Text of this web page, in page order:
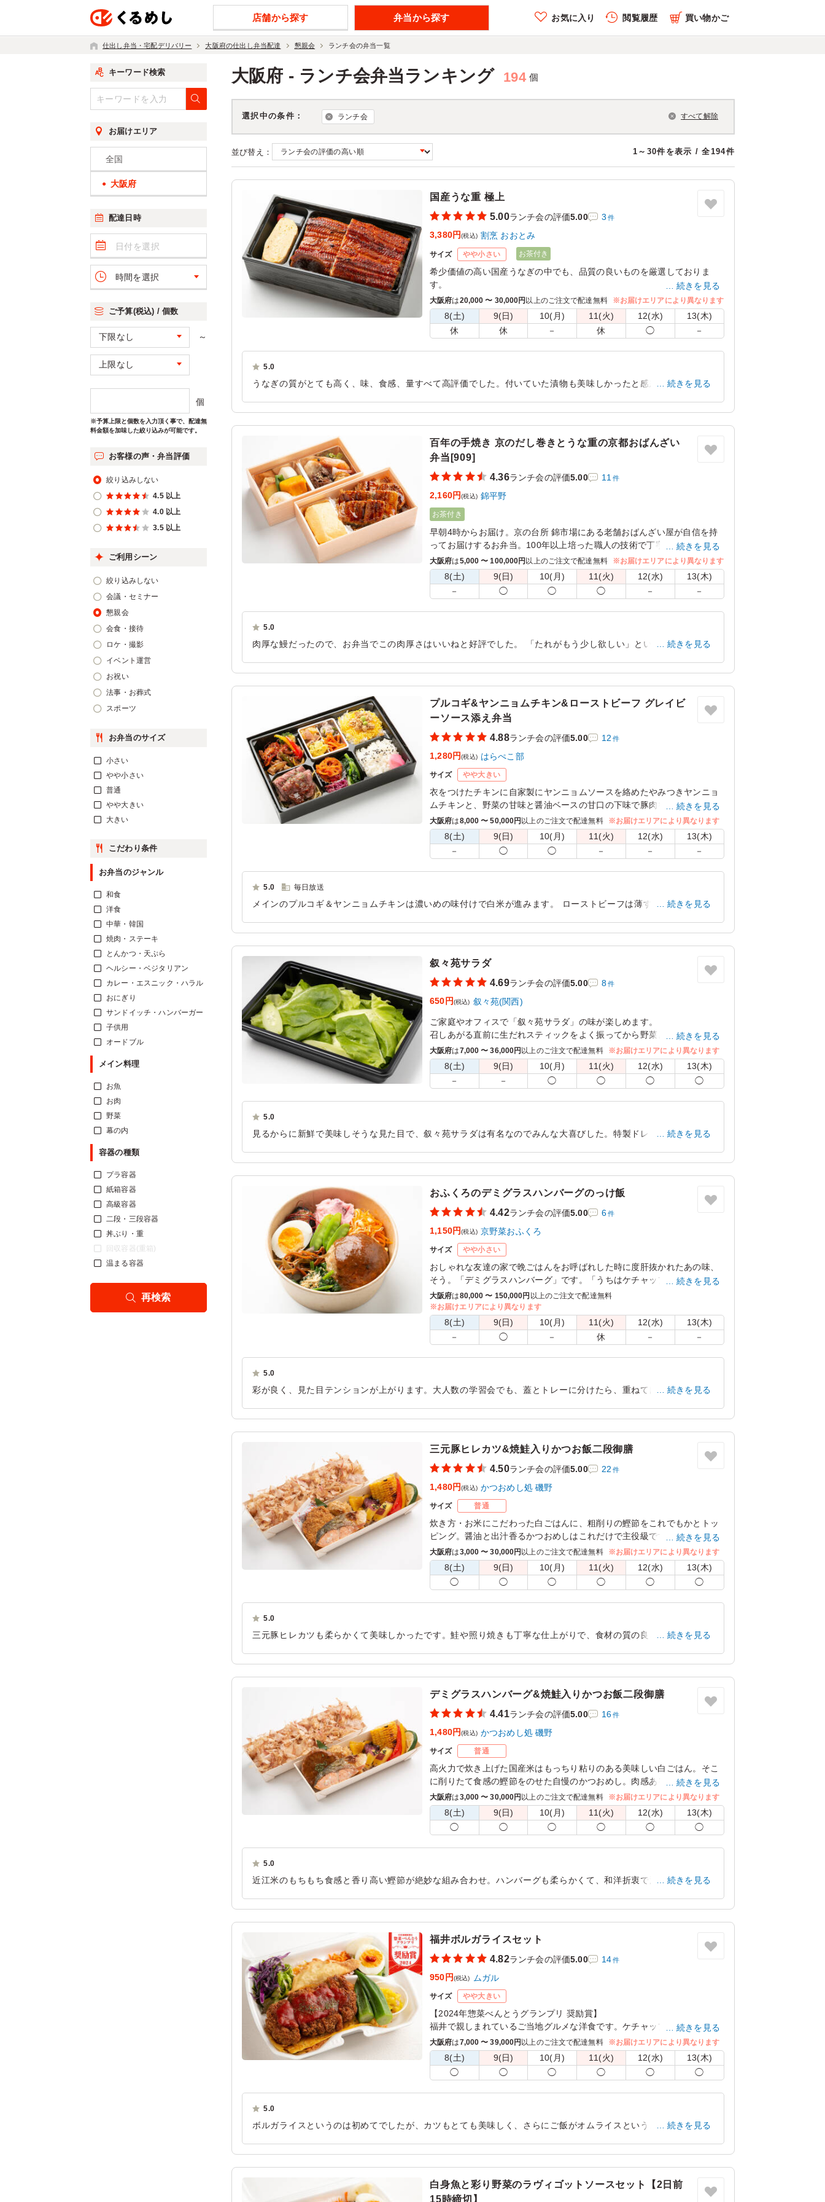
店舗から探す 弁当から探す お気に入り 閲覧履歴 買い物かご
仕出し弁当・宅配デリバリー 大阪府の仕出し弁当配達 懇親会 ランチ会の弁当一覧
大阪府 - ランチ会弁当ランキング 194 個
選択中の条件： ランチ会 すべて解除
並び替え： 1～30件を表示 / 全194件
国産うな重 極上
5.00ランチ会の評価5.00 3 件
3,380円(税込) 割烹 おおとみ
サイズ やや小さい お茶付き
希少価値の高い国産うなぎの中でも、品質の良いものを厳選しておりま
す。
秘伝のタレでじっくりと焼き上げた割烹おおとみ自慢のうなぎをお楽しみ
ください。
続きを見る
大阪府は20,000 〜 30,000円 以上のご注文で配達無料 ※お届けエリアにより異なります
8(土) 9(日) 10(月) 11(火) 12(水) 13(木)
休 休 － 休 ◯ －
5.0
うなぎの質がとても高く、味、食感、量すべて高評価でした。付いていた漬物も美味しかったと感想を頂きまし
続きを見る
百年の手焼き 京のだし巻きとうな重の京都おばんざい
弁当[909]
4.36ランチ会の評価5.00 11 件
2,160円(税込) 錦平野
お茶付き
早朝4時からお届け。京の台所 錦市場にある老舗おばんざい屋が自信を持
ってお届けするお弁当。100年以上培った職人の技術で丁寧に手作りで巻
きあげる、鰹と昆布を煮出しただし汁を使っただし巻きと穴子飯、京風和
牛すき焼き、天ぷら、京風煮物盛合わせを彩りよく盛付けた最高に贅沢弁
当。
続きを見る
大阪府は5,000 〜 100,000円 以上のご注文で配達無料 ※お届けエリアにより異なります
8(土) 9(日) 10(月) 11(火) 12(水) 13(木)
－ ◯ ◯ ◯ － －
5.0
肉厚な鰻だったので、お弁当でこの肉厚さはいいねと好評でした。 「たれがもう少し欲しい」という人と「山椒
選べるといいなと思いました。
続きを見る
プルコギ&ヤンニョムチキン&ローストビーフ グレイビ
ーソース添え弁当
4.88ランチ会の評価5.00 12 件
1,280円(税込) はらぺこ部
サイズ やや大きい
衣をつけたチキンに自家製にヤンニョムソースを絡めたやみつきヤンニョ
ムチキンと、野菜の甘味と醤油ベースの甘口の下味で豚肉を炒め合わせた
プルコギ、そして自家製ローストビーフが楽しめる豪華幕ノ内弁当です。
はらぺこ部の魅力がギュッと詰まった内容となっています。
続きを見る
大阪府は8,000 〜 50,000円 以上のご注文で配達無料 ※お届けエリアにより異なります
8(土) 9(日) 10(月) 11(火) 12(水) 13(木)
－ ◯ ◯ － － －
5.0 毎日放送
メインのプルコギ＆ヤンニョムチキンは濃いめの味付けで白米が進みます。 ローストビーフは薄すぎず厚すぎず
続きを見る
叙々苑サラダ
4.69ランチ会の評価5.00 8件
650円(税込) 叙々苑(関西)
ご家庭やオフィスで「叙々苑サラダ」の味が楽しめます。
召しあがる直前に生だれスティックをよく振ってから野菜と和えてくださ
い。
焼肉弁当と一緒にお頼みいただくと喫食者に喜ばれます！
※ニンニクの有・無がお選び頂けます。下記プルダウンよりお選びくださ
い。
続きを見る
大阪府は7,000 〜 36,000円 以上のご注文で配達無料 ※お届けエリアにより異なります
8(土) 9(日) 10(月) 11(火) 12(水) 13(木)
－ － ◯ ◯ ◯ ◯
5.0
見るからに新鮮で美味しそうな見た目で、叙々苑サラダは有名なのでみんな大喜びした。特製ドレッシングも添付
続きを見る
おふくろのデミグラスハンバーグのっけ飯
4.42ランチ会の評価5.00 6件
1,150円(税込) 京野菜おふくろ
サイズ やや小さい
おしゃれな友達の家で晩ごはんをお呼ばれした時に度肝抜かれたあの味、
そう。「デミグラスハンバーグ」です。「うちはケチャップぶっかけただ
けだったなあ」な方は夢が叶う逸品です。
続きを見る
大阪府は80,000 〜 150,000円 以上のご注文で配達無料
※お届けエリアにより異なります
8(土) 9(日) 10(月) 11(火) 12(水) 13(木)
－ ◯ － 休 － －
5.0
彩が良く、見た目テンションが上がります。大人数の学習会でも、蓋とトレーに分けたら、重ねてほかせるので、
続きを見る
三元豚ヒレカツ&焼鮭入りかつお飯二段御膳
4.50ランチ会の評価5.00 22 件
1,480円(税込) かつおめし処 磯野
サイズ 普通
炊き方・お米にこだわった白ごはんに、粗削りの鰹節をこれでもかとトッ
ピング。醤油と出汁香るかつおめしはこれだけで主役級ですが、一枚一枚
丁寧に揚げたヒレカツや鶏の照り焼き、焼鮭などメインも絶品です。特別
な食事シーンを彩るお弁当にいかがでしょうか？
醤油と和えた鰹節をごはんとの接地面に敷いているので、蓋を開けた際に
表面の鰹節が飛び散らないように工夫をしております。
げます。
続きを見る
大阪府は3,000 〜 30,000円 以上のご注文で配達無料 ※お届けエリアにより異なります
8(土) 9(日) 10(月) 11(火) 12(水) 13(木)
◯ ◯ ◯ ◯ ◯ ◯
5.0
三元豚ヒレカツも柔らかくて美味しかったです。鮭や照り焼きも丁寧な仕上がりで、食材の質の良さが伝わってき
続きを見る
デミグラスハンバーグ&焼鮭入りかつお飯二段御膳
4.41ランチ会の評価5.00 16件
1,480円(税込) かつおめし処 磯野
サイズ 普通
高火力で炊き上げた国産米はもっちり粘りのある美味しい白ごはん。そこ
に削りたて食感の鰹節をのせた自慢のかつおめし。肉感あるハンバーグや
鶏の照り焼き、焼鮭と主役級が目白押しの2段弁当です。会議やロケ、イベ
ント等の各シーンでご利用ください。
醤油と和えた鰹節をごはんとの接地面に敷いているので、蓋を開けた際に
表面の鰹節が飛び散らないように工夫をしております。
げます。
続きを見る
大阪府は3,000 〜 30,000円 以上のご注文で配達無料 ※お届けエリアにより異なります
8(土) 9(日) 10(月) 11(火) 12(水) 13(木)
◯ ◯ ◯ ◯ ◯ ◯
5.0
近江米のもちもち食感と香り高い鰹節が絶妙な組み合わせ。ハンバーグも柔らかくて、和洋折衷で満足感が高いで
続きを見る
福井ボルガライスセット
4.82ランチ会の評価5.00 14件
950円(税込) ムガル
サイズ やや大きい
【2024年惣菜べんとうグランプリ 奨励賞】
福井で親しまれているご当地グルメな洋食です。ケチャップで味付けされ
たオムライスの上に自家製手作りのチキンカツにトマトソースを載せたボ
リュームのある料理です。種類豊富な手づくりの惣菜と一緒にお召し上が
りください。
※ミニカップは「キーマカレー」か「トムヤム春雨」「スパイシーポテサ
続きを見る
大阪府は7,000 〜 39,000円 以上のご注文で配達無料 ※お届けエリアにより異なります
8(土) 9(日) 10(月) 11(火) 12(水) 13(木)
◯ ◯ ◯ ◯ ◯ ◯
5.0
ボルガライスというのは初めてでしたが、カツもとても美味しく、さらにご飯がオムライスという、凝った造りで
いて言うならば、新鮮な野菜を添えてくださっているので、サラダにもう少しだけドレッシングがかかってあると
懇親会›ランチ会 大阪府大阪市北区中之島2026/02/02
続きを見る
白身魚と彩り野菜のラヴィゴットソースセット【2日前
15時締切】
キーワード検索
お届けエリア
全国
大阪府
配達日時
時間を選択
ご予算(税込) / 個数
～
個
※予算上限と個数を入力頂く事で、配達無
料金額を加味した絞り込みが可能です。
お客様の声・弁当評価
絞り込みしない
4.5 以上
4.0 以上
3.5 以上
ご利用シーン
絞り込みしない
会議・セミナー
懇親会
会食・接待
ロケ・撮影
イベント運営
お祝い
法事・お葬式
スポーツ
お弁当のサイズ
小さい
やや小さい
普通
やや大きい
大きい
こだわり条件
お弁当のジャンル
和食
洋食
中華・韓国
焼肉・ステーキ
とんかつ・天ぷら
ヘルシー・ベジタリアン
カレー・エスニック・ハラル
おにぎり
サンドイッチ・ハンバーガー
子供用
オードブル
メイン料理
お魚
お肉
野菜
幕の内
容器の種類
プラ容器
紙箱容器
高級容器
二段・三段容器
丼ぶり・重
回収容器(重箱)
温まる容器
再検索